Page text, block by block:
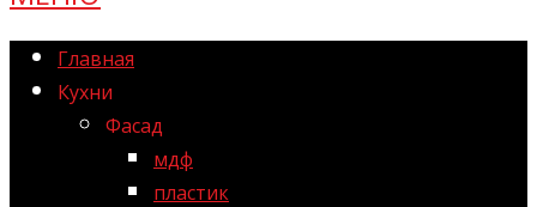
Главная
Кухни
Фасад
мдф
пластик